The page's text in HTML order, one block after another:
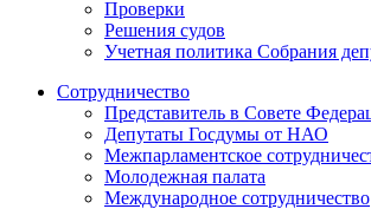
Проверки
Решения судов
Учетная политика Собрания
Сотрудничество
Представитель в Совете
Депутаты Госдумы от НАО
Межпарламентское
Молодежная палата
Международное сотрудничество